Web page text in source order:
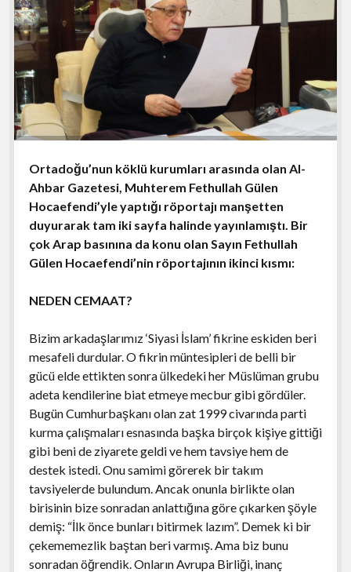
Ortadoğu’nun köklü kurumları arasında olan Al-
Ahbar Gazetesi, Muhterem Fethullah Gülen
Hocaefendi’yle yaptığı röportajı manşetten
duyurarak tam iki sayfa halinde yayınlamıştı. Bir
çok Arap basınına da konu olan Sayın Fethullah
Gülen Hocaefendi’nin röportajının ikinci kısmı:
NEDEN CEMAAT?
Bizim arkadaşlarımız ‘Siyasi İslam’ fikrine eskiden beri
mesafeli durdular. O fikrin müntesipleri de belli bir
gücü elde ettikten sonra ülkedeki her Müslüman grubu
adeta kendilerine biat etmeye mecbur gibi gördüler.
Bugün Cumhurbaşkanı olan zat 1999 civarında parti
kurma çalışmaları esnasında başka birçok kişiye gittiği
gibi beni de ziyarete geldi ve hem tavsiye hem de
destek istedi. Onu samimi görerek bir takım
tavsiyelerde bulundum. Ancak onunla birlikte olan
birisinin bize sonradan anlattığına göre çıkarken şöyle
demiş: “İlk önce bunları bitirmek lazım”. Demek ki bir
çekememezlik baştan beri varmış. Ama biz bunu
sonradan öğrendik. Onların Avrupa Birliği, inanç